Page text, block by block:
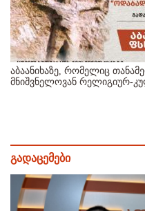
აბაანიხაზე, რომელიც
მნიშვნელოვან რელიგიურ-
გადაცემები